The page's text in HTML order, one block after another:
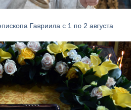
Гавриила с 1 по 2 августа